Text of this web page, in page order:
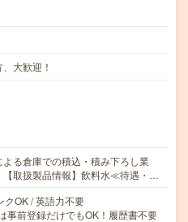
大歓迎！
る倉庫での積込・積み下ろし業
【取扱製品情報】飲料水≪待遇・…
クOK / 英語力不要
事前登録だけでもOK！履歴書不要